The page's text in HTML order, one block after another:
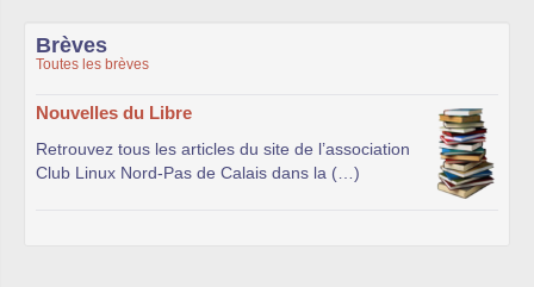
Brèves
Toutes les brèves
Nouvelles du Libre
Retrouvez tous les articles du site de l’association
Club Linux Nord-Pas de Calais dans la (…)